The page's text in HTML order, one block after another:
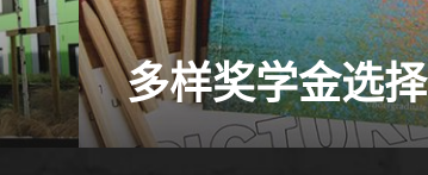
多样奖学金选择